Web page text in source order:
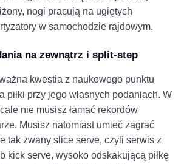
nogi pracują na ugiętych
w samochodzie rajdowym.
na zewnątrz i split-step
kwestia z naukowego punktu
piłki przy jego własnych podaniach. W
nie musisz łamać rekordów
Musisz natomiast umieć zagrać
tak zwany slice serve, czyli serwis z
kick serve, wysoko odskakującą piłkę